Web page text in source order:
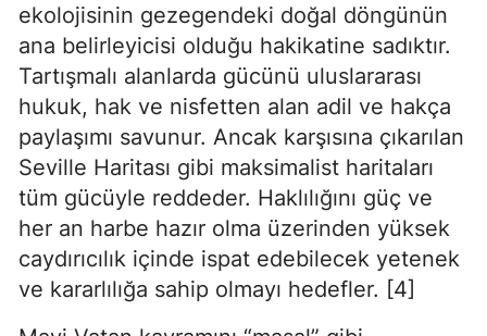
ekolojisinin gezegendeki doğal döngünün
ana belirleyicisi olduğu hakikatine sadıktır.
Tartışmalı alanlarda gücünü uluslararası
hukuk, hak ve nisfetten alan adil ve hakça
paylaşımı savunur. Ancak karşısına çıkarılan
Seville Haritası gibi maksimalist haritaları
tüm gücüyle reddeder. Haklılığını güç ve
her an harbe hazır olma üzerinden yüksek
caydırıcılık içinde ispat edebilecek yetenek
ve kararlılığa sahip olmayı hedefler. [4]